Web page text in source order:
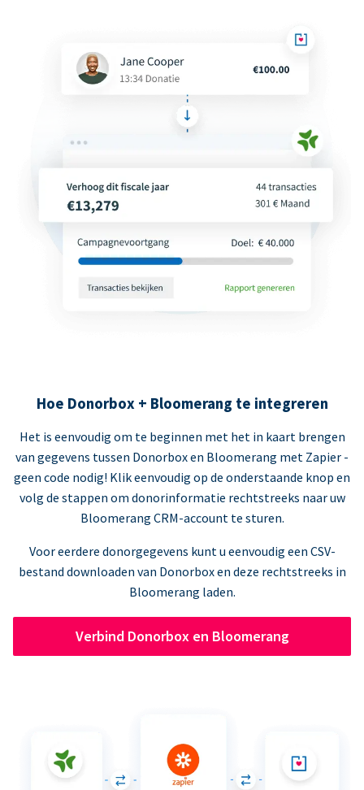
Hoe Donorbox + Bloomerang te integreren
Het is eenvoudig om te beginnen met het in kaart brengen
van gegevens tussen Donorbox en Bloomerang met Zapier -
geen code nodig! Klik eenvoudig op de onderstaande knop en
volg de stappen om donorinformatie rechtstreeks naar uw
Bloomerang CRM-account te sturen.
Voor eerdere donorgegevens kunt u eenvoudig een CSV-
bestand downloaden van Donorbox en deze rechtstreeks in
Bloomerang laden.
Verbind Donorbox en Bloomerang